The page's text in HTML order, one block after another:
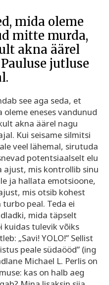
mida oleme
mitte murda,
akna äärel
jutluse
see aga seda, et
eneses vandunud
akna äärel nagu
Kui seisame silmitsi
veel lähemal, sirutuda
potentsiaalselt elu
ajust, mis kontrollib sinu
ja hallata emotsioone,
mis otsib kohest
peal. Teda ei
mida täpselt
kuidas tulevik võiks
„Savi! YOLO!” Sellist
peale südaööd” (ing
Michael L. Perlis on
kas on halb aeg